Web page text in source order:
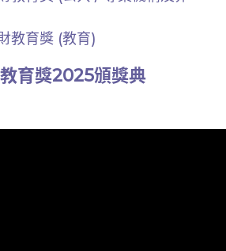
教育獎 (教育)
育獎2025頒獎典